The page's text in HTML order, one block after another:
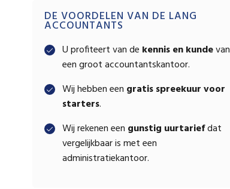
Primary
Sidebar
DE VOORDELEN VAN DE LANG
ACCOUNTANTS
U profiteert van de kennis en kundevan
een groot accountantskantoor.
Wij hebben een gratis spreekuur voor
starters.
Wij rekenen een gunstig uurtariefdat
vergelijkbaar is met een
administratiekantoor.